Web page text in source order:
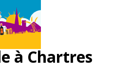
à Chartres